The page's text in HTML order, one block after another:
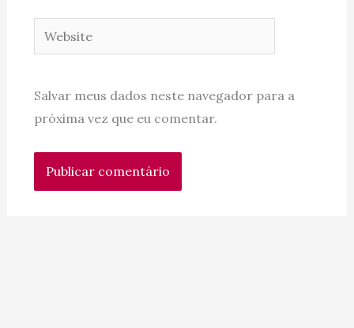
Website
Salvar meus dados neste navegador para a
próxima vez que eu comentar.